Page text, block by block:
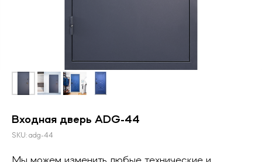
Входная дверь ADG-44
SKU: adg-44